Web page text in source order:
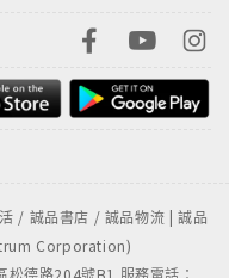
/ 誠品書店 / 誠品物流 | 誠品
Corporation)